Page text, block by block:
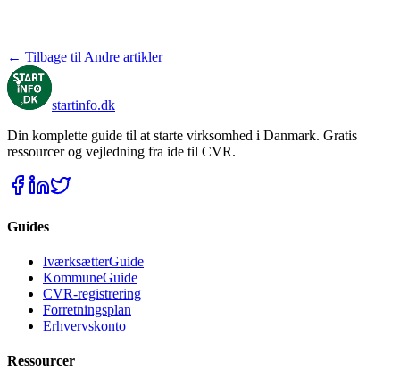
← Tilbage til Andre artikler
startinfo.dk
Din komplette guide til at starte virksomhed i Danmark. Gratis
ressourcer og vejledning fra ide til CVR.
Guides
IværksætterGuide
KommuneGuide
CVR-registrering
Forretningsplan
Erhvervskonto
Ressourcer